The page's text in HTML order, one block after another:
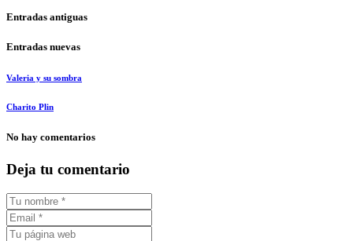
Entradas antiguas
Entradas nuevas
Valeria y su sombra
Charito Plin
No hay comentarios
Deja tu comentario